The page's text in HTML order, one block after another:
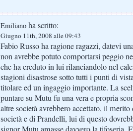
Emiliano ha scritto:
Giugno 11th, 2008 alle 09:43
Fabio Russo ha ragione ragazzi, datevi
non avrebbe potuto comportarsi peggio
che ha creduto in lui rilanciandolo nel
stagioni disastrose sotto tutti i punti di
titolare ed un ingaggio importante. La
puntare su Mutu fu una vera e propria
altre società avrebbero accettato, il
società e di Prandelli, lui di questo
signor Mutu amasse davvero la tifoseria,